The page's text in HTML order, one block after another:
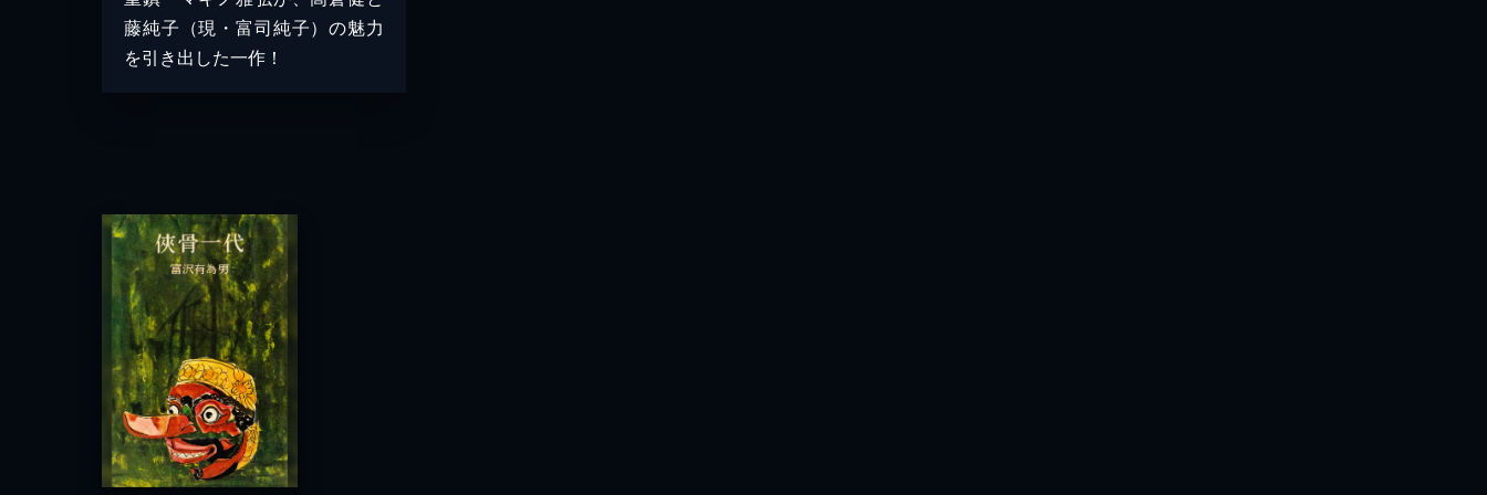
藤純子（現・富司純子）の魅力
を引き出した一作！